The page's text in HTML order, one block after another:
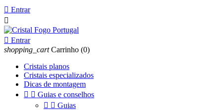
 Entrar

 Entrar
shopping_cart Carrinho (0)
Cristais planos
Cristais especializados
Dicas de montagem
  Guias e conselhos
  Guias